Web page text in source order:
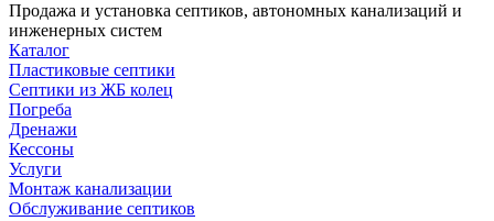
Продажа и установка септиков, автономных канализаций и
инженерных систем
Каталог
Пластиковые септики
Септики из ЖБ колец
Погреба
Дренажи
Кессоны
Услуги
Монтаж канализации
Обслуживание септиков